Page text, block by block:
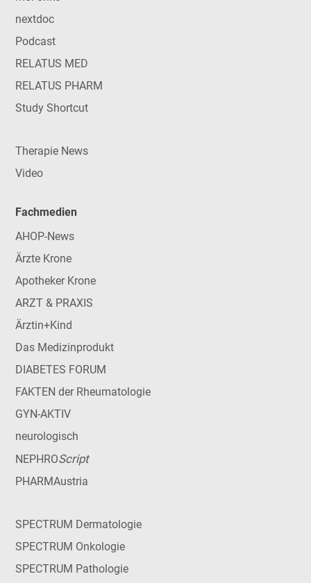
nextdoc
Podcast
RELATUS MED
RELATUS PHARM
Study Shortcut
Therapie News
Video
Fachmedien
AHOP-News
Ärzte Krone
Apotheker Krone
ARZT & PRAXIS
Ärztin+Kind
Das Medizinprodukt
DIABETES FORUM
FAKTEN der Rheumatologie
GYN-AKTIV
neurologisch
NEPHROScript
PHARMAustria
SPECTRUM Dermatologie
SPECTRUM Onkologie
SPECTRUM Pathologie